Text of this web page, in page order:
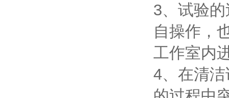
3、试验
自操作，
工作室内
4、在清